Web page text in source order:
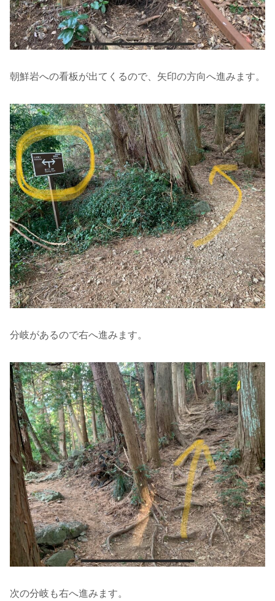
朝鮮岩への看板が出てくるので、矢印の方向へ進みます。
分岐があるので右へ進みます。
次の分岐も右へ進みます。